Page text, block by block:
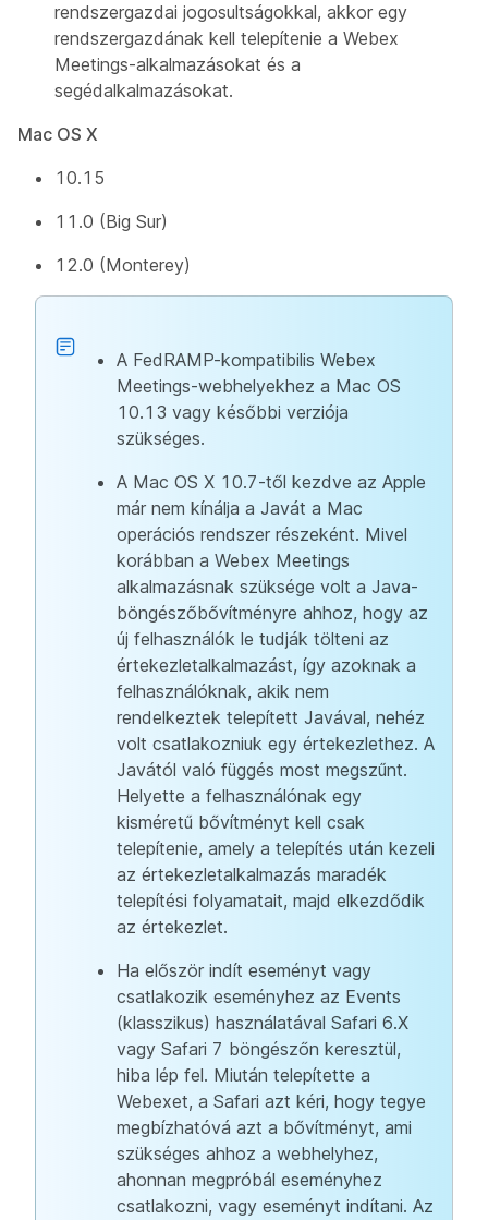
rendszergazdai jogosultságokkal, akkor egy
rendszergazdának kell telepítenie a Webex
Meetings-alkalmazásokat és a
segédalkalmazásokat.
Mac OS X
10.15
11.0 (Big Sur)
12.0 (Monterey)
A FedRAMP-kompatibilis Webex
Meetings-webhelyekhez a Mac OS
10.13 vagy későbbi verziója
szükséges.
A Mac OS X 10.7-től kezdve az Apple
már nem kínálja a Javát a Mac
operációs rendszer részeként. Mivel
korábban a Webex Meetings
alkalmazásnak szüksége volt a Java-
böngészőbővítményre ahhoz, hogy az
új felhasználók le tudják tölteni az
értekezletalkalmazást, így azoknak a
felhasználóknak, akik nem
rendelkeztek telepített Javával, nehéz
volt csatlakozniuk egy értekezlethez. A
Javától való függés most megszűnt.
Helyette a felhasználónak egy
kisméretű bővítményt kell csak
telepítenie, amely a telepítés után kezeli
az értekezletalkalmazás maradék
telepítési folyamatait, majd elkezdődik
az értekezlet.
Ha először indít eseményt vagy
csatlakozik eseményhez az Events
(klasszikus) használatával Safari 6.X
vagy Safari 7 böngészőn keresztül,
hiba lép fel. Miután telepítette a
Webexet, a Safari azt kéri, hogy tegye
megbízhatóvá azt a bővítményt, ami
szükséges ahhoz a webhelyhez,
ahonnan megpróbál eseményhez
csatlakozni, vagy eseményt indítani. Az